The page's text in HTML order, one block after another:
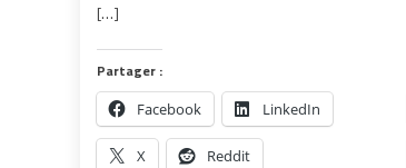
[…]
Partager :
Facebook LinkedIn
X Reddit